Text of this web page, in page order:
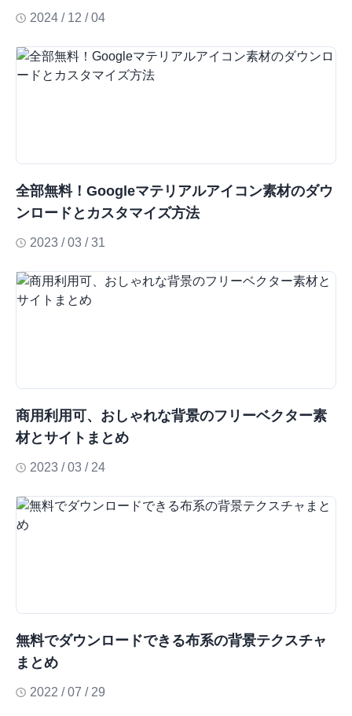
2024 / 12 / 04
全部無料！Googleマテリアルアイコン素材のダウ
ンロードとカスタマイズ方法
2023 / 03 / 31
商用利用可、おしゃれな背景のフリーベクター素
材とサイトまとめ
2023 / 03 / 24
無料でダウンロードできる布系の背景テクスチャ
まとめ
2022 / 07 / 29